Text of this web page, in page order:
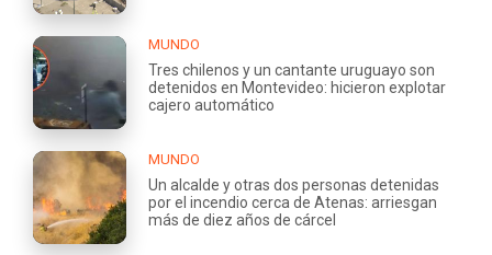
MUNDO
Tres chilenos y un cantante uruguayo son
detenidos en Montevideo: hicieron explotar
cajero automático
MUNDO
Un alcalde y otras dos personas detenidas
por el incendio cerca de Atenas: arriesgan
más de diez años de cárcel